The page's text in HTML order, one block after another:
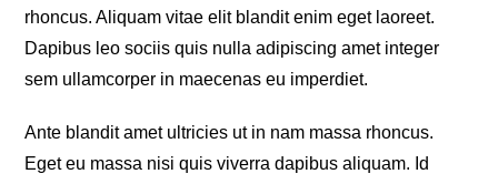
rhoncus. Aliquam vitae elit blandit enim eget laoreet.
Dapibus leo sociis quis nulla adipiscing amet integer
sem ullamcorper in maecenas eu imperdiet.
Ante blandit amet ultricies ut in nam massa rhoncus.
Eget eu massa nisi quis viverra dapibus aliquam. Id